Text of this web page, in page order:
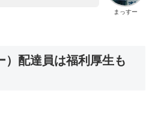
まっすー
）配達員は福利厚生も